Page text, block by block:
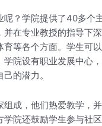
？学院提供了40多
在专业教授的指导下
等各个方面。学生可
院设有职业发展中心
的潜力。
成，他们热爱教学，
院还鼓励学生参与社